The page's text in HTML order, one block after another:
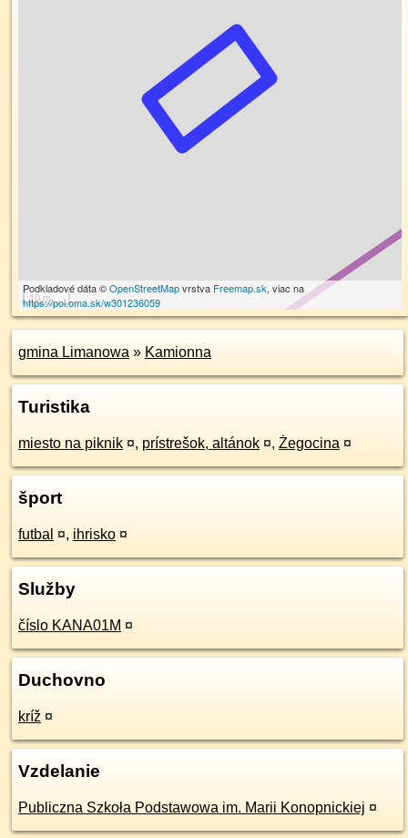
10 m
Podkladové dáta ©OpenStreetMapvrstva Freemap.sk, viac na
https://poi.oma.sk/w301236059
gmina Limanowa » Kamionna
Turistika
miesto na piknik ¤, prístrešok, altánok ¤, Żegocina ¤
šport
futbal ¤, ihrisko ¤
Služby
číslo KANA01M ¤
Duchovno
kríž ¤
Vzdelanie
Publiczna Szkoła Podstawowa im. Marii Konopnickiej ¤